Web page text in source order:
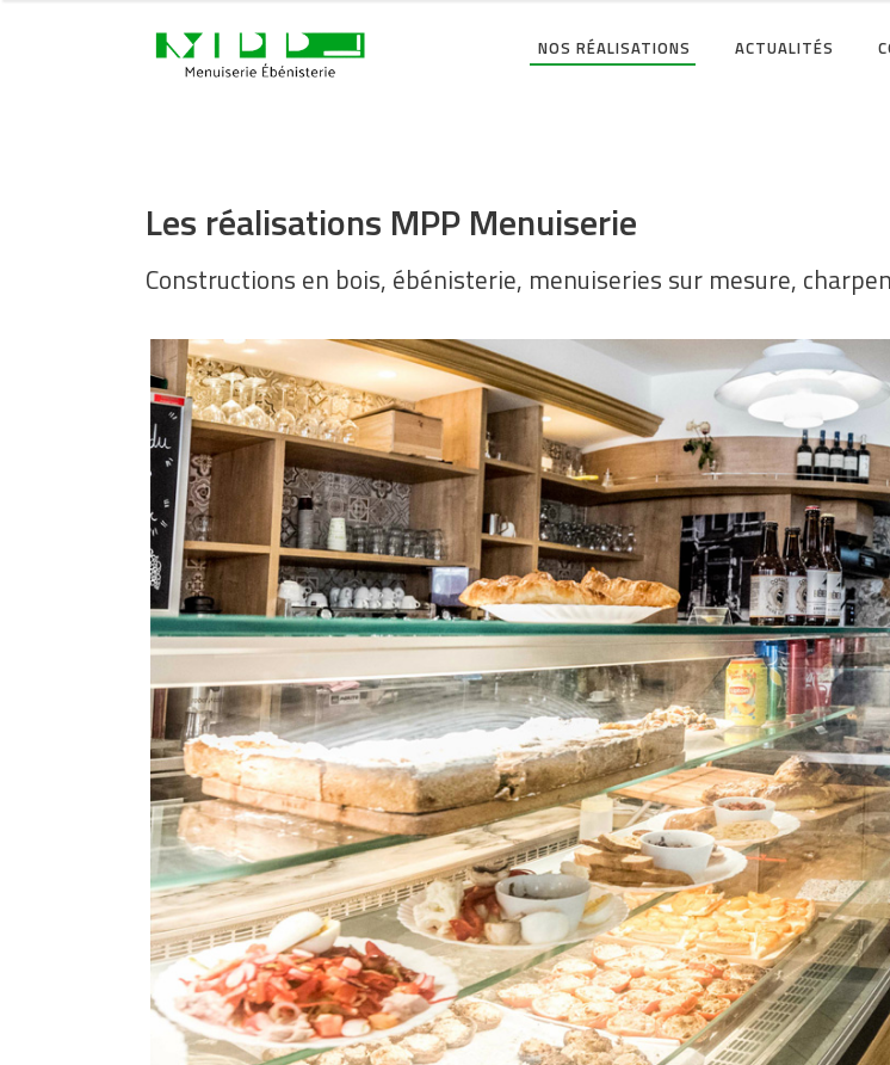
NOS RÉALISATIONS ACTUALITÉS
Les réalisations MPP Menuiserie
Constructions en bois, ébénisterie, menuiseries sur mesure,